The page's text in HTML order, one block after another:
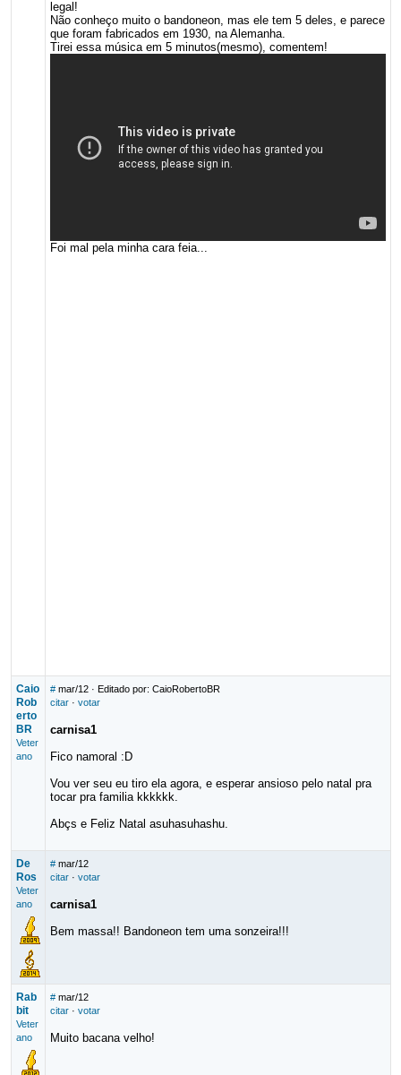
legal!
Não conheço muito o bandoneon, mas ele tem 5 deles, e parece
que foram fabricados em 1930, na Alemanha.
Tirei essa música em 5 minutos(mesmo), comentem!
Foi mal pela minha cara feia...
Caio
Rob
erto
BR
Veter
ano
# mar/12· Editado por: CaioRobertoBR
citar· votar
carnisa1
Fico namoral :D
Vou ver seu eu tiro ela agora, e esperar ansioso pelo natal pra
tocar pra familia kkkkkk.
Abçs e Feliz Natal asuhasuhashu.
De
Ros
Veter
ano
# mar/12
citar· votar
carnisa1
Bem massa!! Bandoneon tem uma sonzeira!!!
Rab
bit
Veter
ano
# mar/12
citar· votar
Muito bacana velho!